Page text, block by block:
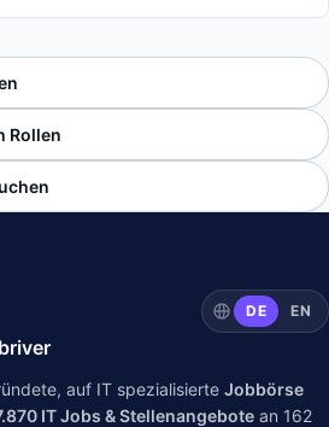
Rollen
DE EN
auf IT spezialisierte Jobbörse
IT Jobs & Stellenangebote an 162